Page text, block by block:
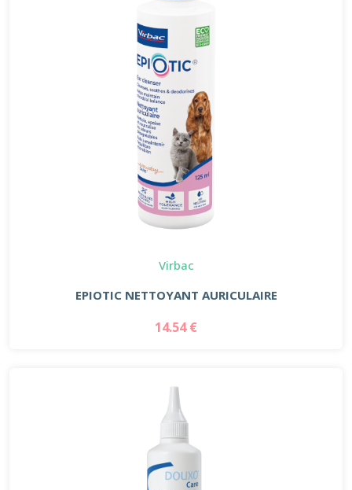
Virbac
EPIOTIC NETTOYANT AURICULAIRE
14.54 €